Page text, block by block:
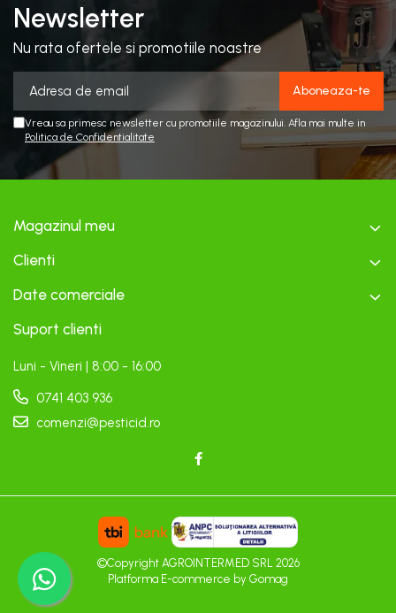
Newsletter
Nu rata ofertele si promotiile noastre
Vreau sa primesc newsletter cu promotiile magazinului. Afla mai multe in
Politica de Confidentialitate
Magazinul meu
Clienti
Date comerciale
Suport clienti
Luni - Vineri | 8:00 - 16:00
0741 403 936
comenzi@pesticid.ro
©Copyright AGROINTERMED SRL 2026
Platforma E-commerce by Gomag